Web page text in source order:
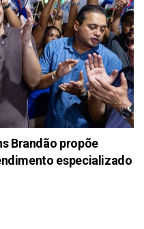
Brandão propõe
especializado